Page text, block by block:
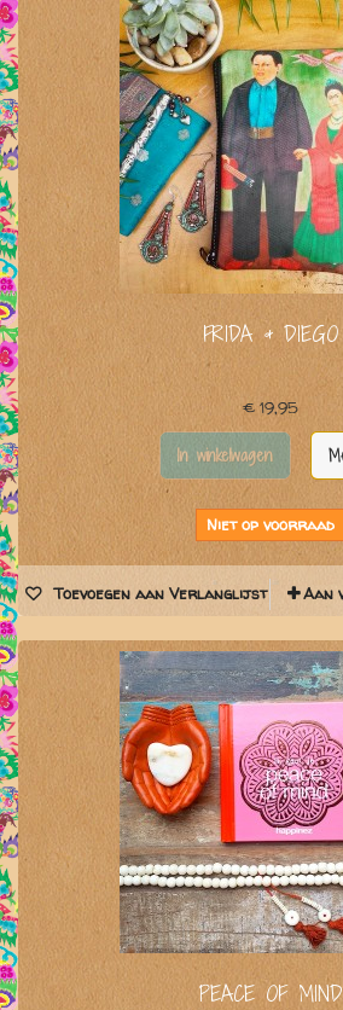
FRIDA & DIEGO
€ 19,95
In winkelwagen
Niet op voorraad
Toevoegen aan Verlanglijst Aan
PEACE OF MIND